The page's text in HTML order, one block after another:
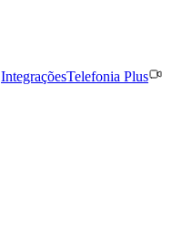
IntegraçõesTelefonia Plus